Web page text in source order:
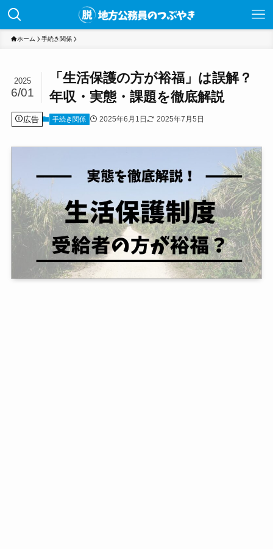
ホーム 手続き関係
「生活保護の方が裕福」は誤解？
年収・実態・課題を徹底解説
2025
6/01
広告 手続き関係 2025年6月1日 2025年7月5日